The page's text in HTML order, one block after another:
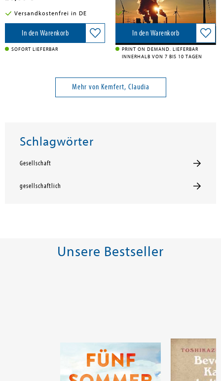
Versandkostenfrei in DE
In den Warenkorb
SOFORT LIEFERBAR
Versandkostenfrei in DE
In den Warenkorb
PRINT ON DEMAND. LIEFERBAR
INNERHALB VON 7 BIS 10 TAGEN
Mehr von Kemfert, Claudia
Schlagwörter
Gesellschaft
gesellschaftlich
Unsere Bestseller